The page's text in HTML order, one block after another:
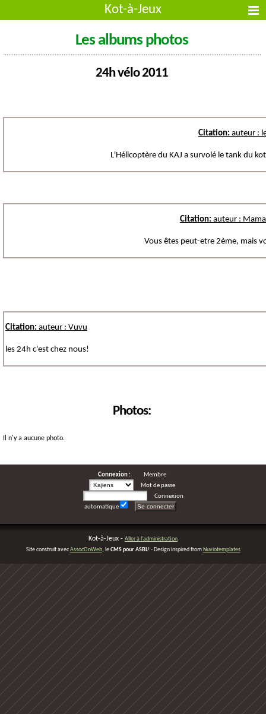
Connexion :
Membre
Mot de passe
Connexion
automatique
Kot-à-Jeux
Les albums photos
24h vélo 2011
Citation: auteur :
L'Hélicoptère du KAJ a survolé le tank du
Citation: auteur :
Vous êtes peut-etre 2ème, mais
Citation: auteur : Vuvu
les 24h c'est chez nous!
Photos:
Il n'y a aucune photo.
Kot-à-Jeux - Aller à l'administration
Site construit avecAssocOnWeb, leCMS pour ASBL! - Design inspired from Nuviotemplates